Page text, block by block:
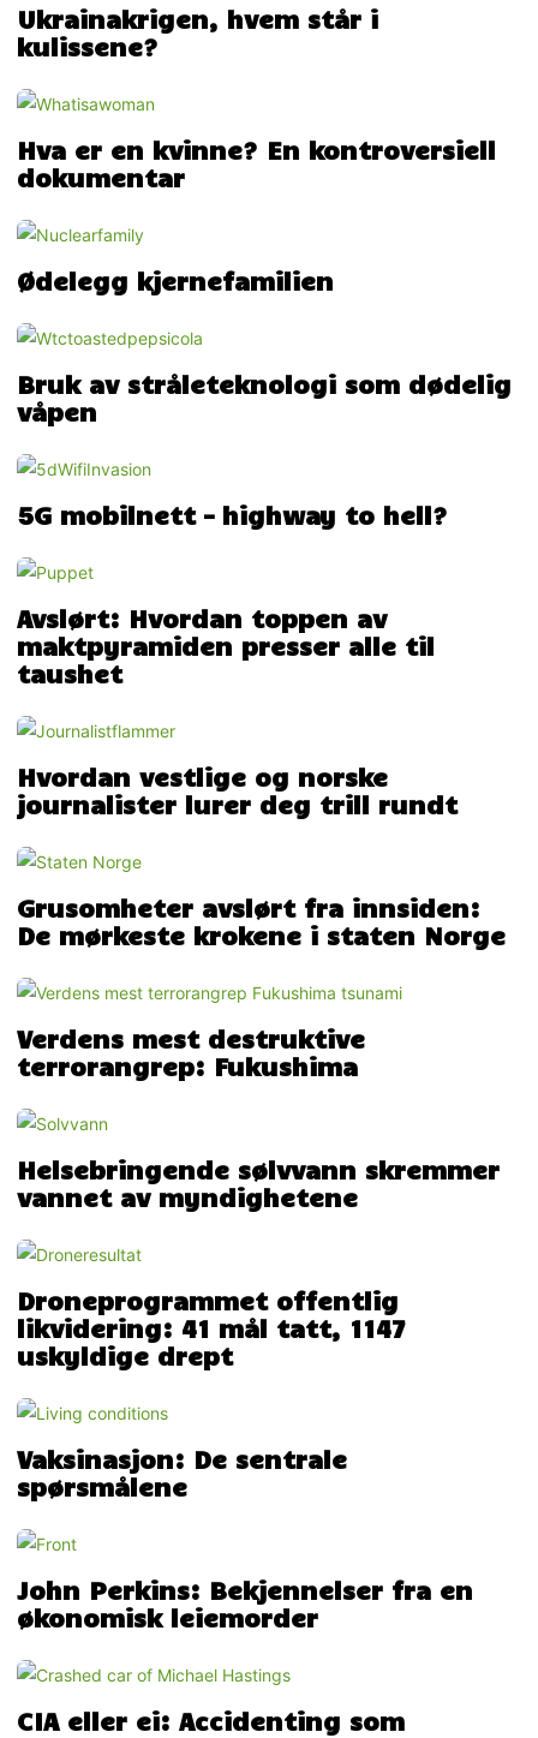
Ukrainakrigen, hvem står i
kulissene?
Hva er en kvinne? En kontroversiell
dokumentar
Ødelegg kjernefamilien
Bruk av stråleteknologi som dødelig
våpen
5G mobilnett – highway to hell?
Avslørt: Hvordan toppen av
maktpyramiden presser alle til
taushet
Hvordan vestlige og norske
journalister lurer deg trill rundt
Grusomheter avslørt fra innsiden:
De mørkeste krokene i staten Norge
Verdens mest destruktive
terrorangrep: Fukushima
Helsebringende sølvvann skremmer
vannet av myndighetene
Droneprogrammet offentlig
likvidering: 41 mål tatt, 1147
uskyldige drept
Vaksinasjon: De sentrale
spørsmålene
John Perkins: Bekjennelser fra en
økonomisk leiemorder
CIA eller ei: Accidenting som